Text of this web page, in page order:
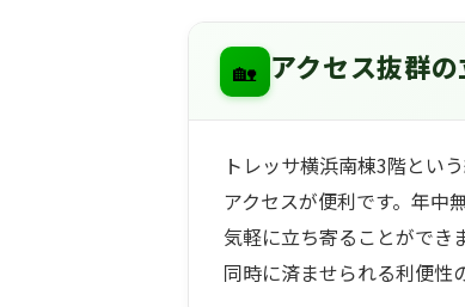
🏡 アクセス抜群の
トレッサ横浜南棟3階とい
アクセスが便利です。年中
気軽に立ち寄ることができ
同時に済ませられる利便性